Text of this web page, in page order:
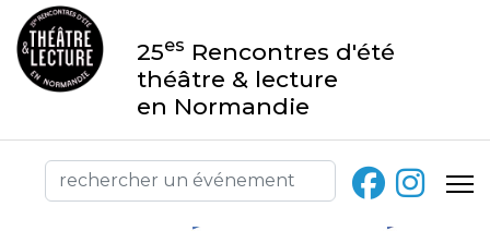
25es Rencontres d'été
théâtre & lecture
en Normandie